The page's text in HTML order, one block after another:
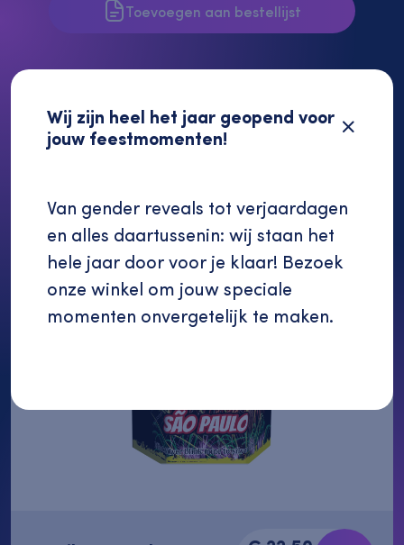
Toevoegen aan bestellijst
Gerelateerde producten
Verder winkelen
Wij zijn heel het jaar geopend voor
jouw feestmomenten!
Van gender reveals tot verjaardagen
en alles daartussenin: wij staan het
hele jaar door voor je klaar! Bezoek
onze winkel om jouw speciale
momenten onvergetelijk te maken.